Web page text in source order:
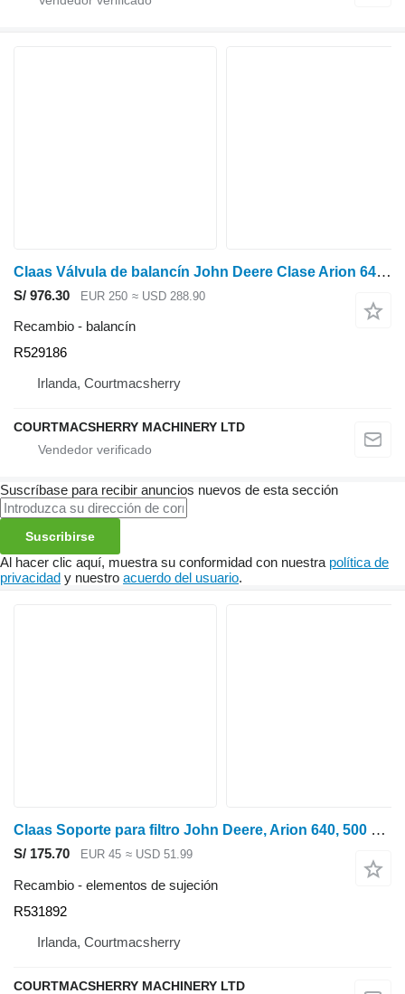
Claas Válvula de balancín John Deere Clase Arion 640, 6210r Re545803, R52 R529186 para Class Arion 640 tractor de ruedas
S/ 976.30 EUR 250 ≈ USD 288.90
Recambio - balancín
R529186
Irlanda, Courtmacsherry
COURTMACSHERRY MACHINERY LTD
Suscríbase para recibir anuncios nuevos de esta sección
Suscribirse
Al hacer clic aquí, muestra su conformidad con nuestra política de
privacidad y nuestro acuerdo del usuario.
Claas Soporte para filtro John Deere, Arion 640, 500 00216430 R531892 para Class Arion 640 tractor de ruedas
S/ 175.70 EUR 45 ≈ USD 51.99
Recambio - elementos de sujeción
R531892
Irlanda, Courtmacsherry
COURTMACSHERRY MACHINERY LTD